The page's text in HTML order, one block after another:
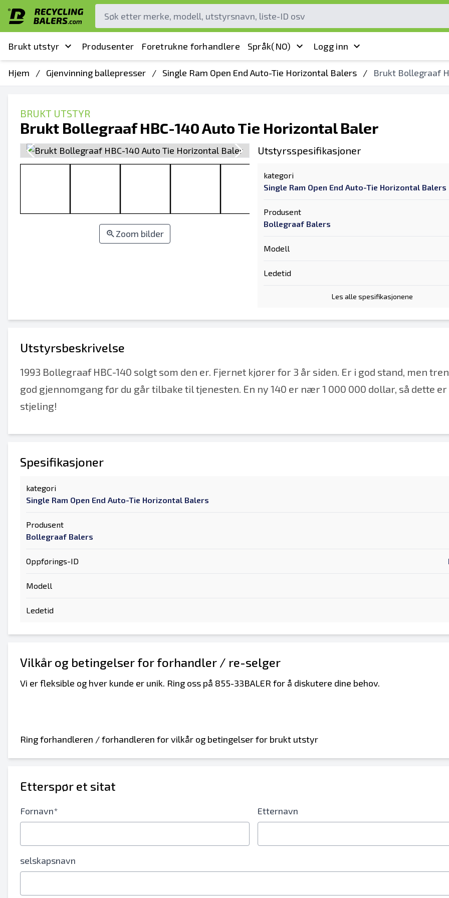
Brukt utstyr Produsenter Foretrukne forhandlere Språk(NO) Logg inn
Hjem / Gjenvinning ballepresser / Single Ram Open End Auto-Tie Horizontal Balers / Brukt Bollegraaf
BRUKT UTSTYR
Brukt Bollegraaf HBC-140 Auto Tie Horizontal Baler
Zoom bilder
Utstyrsspesifikasjoner
kategori
Single Ram Open End Auto-Tie Horizontal Balers
Produsent
Bollegraaf Balers
Modell
Ledetid
Les alle spesifikasjonene
Utstyrsbeskrivelse
1993 Bollegraaf HBC-140 solgt som den er. Fjernet kjører for 3 år siden. Er i god stand, men
god gjennomgang før du går tilbake til tjenesten. En ny 140 er nær 1 000 000 dollar, så dette er
stjeling!
Spesifikasjoner
kategori
Single Ram Open End Auto-Tie Horizontal Balers
Produsent
Bollegraaf Balers
Oppførings-ID
Modell
Ledetid
Vilkår og betingelser for forhandler / re-selger
Vi er fleksible og hver kunde er unik. Ring oss på 855-33BALER for å diskutere dine behov.
Ring forhandleren / forhandleren for vilkår og betingelser for brukt utstyr
Etterspør et sitat
Fornavn* Etternavn
selskapsnavn